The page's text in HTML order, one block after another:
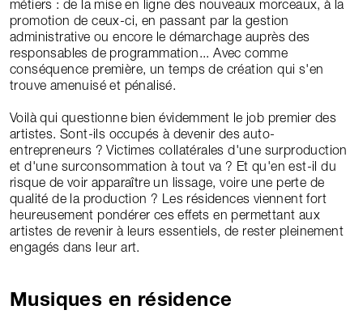
métiers : de la mise en ligne des nouveaux morceaux, à la
promotion de ceux-ci, en passant par la gestion
administrative ou encore le démarchage auprès des
responsables de programmation... Avec comme
conséquence première, un temps de création qui s'en
trouve amenuisé et pénalisé.
Voilà qui questionne bien évidemment le job premier des
artistes. Sont-ils occupés à devenir des auto-
entrepreneurs ? Victimes collatérales d'une surproduction
et d'une surconsommation à tout va ? Et qu'en est-il du
risque de voir apparaître un lissage, voire une perte de
qualité de la production ? Les résidences viennent fort
heureusement pondérer ces effets en permettant aux
artistes de revenir à leurs essentiels, de rester pleinement
engagés dans leur art.
Musiques en résidence